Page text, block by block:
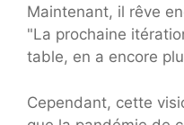
Maintenant, il rêve
"La prochaine
table, en a encore
Cependant, cette